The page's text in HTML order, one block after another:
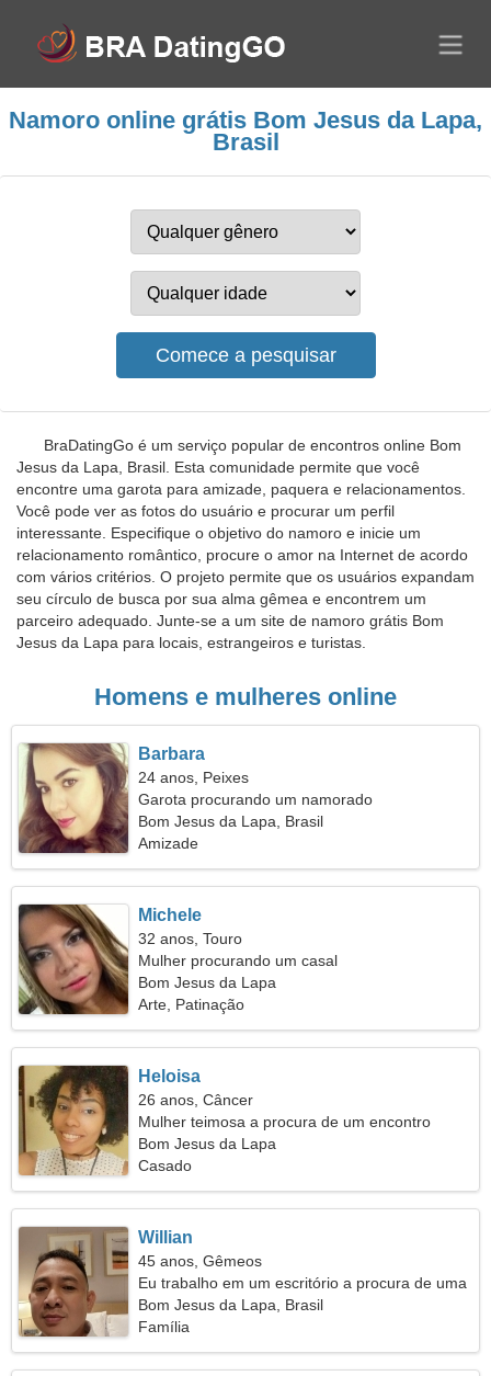
Namoro online grátis Bom Jesus da Lapa,
Brasil
BraDatingGo é um serviço popular de encontros online Bom
Jesus da Lapa, Brasil. Esta comunidade permite que você
encontre uma garota para amizade, paquera e relacionamentos.
Você pode ver as fotos do usuário e procurar um perfil
interessante. Especifique o objetivo do namoro e inicie um
relacionamento romântico, procure o amor na Internet de acordo
com vários critérios. O projeto permite que os usuários expandam
seu círculo de busca por sua alma gêmea e encontrem um
parceiro adequado. Junte-se a um site de namoro grátis Bom
Jesus da Lapa para locais, estrangeiros e turistas.
Homens e mulheres online
Barbara
24 anos, Peixes
Garota procurando um namorado
Bom Jesus da Lapa, Brasil
Amizade
Michele
32 anos, Touro
Mulher procurando um casal
Bom Jesus da Lapa
Arte, Patinação
Heloisa
26 anos, Câncer
Mulher teimosa a procura de um encontro
Bom Jesus da Lapa
Casado
Willian
45 anos, Gêmeos
Eu trabalho em um escritório a procura de uma
mulher encantadora
Bom Jesus da Lapa, Brasil
Família